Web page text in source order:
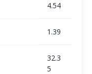
4.54
1.39
32.3
5